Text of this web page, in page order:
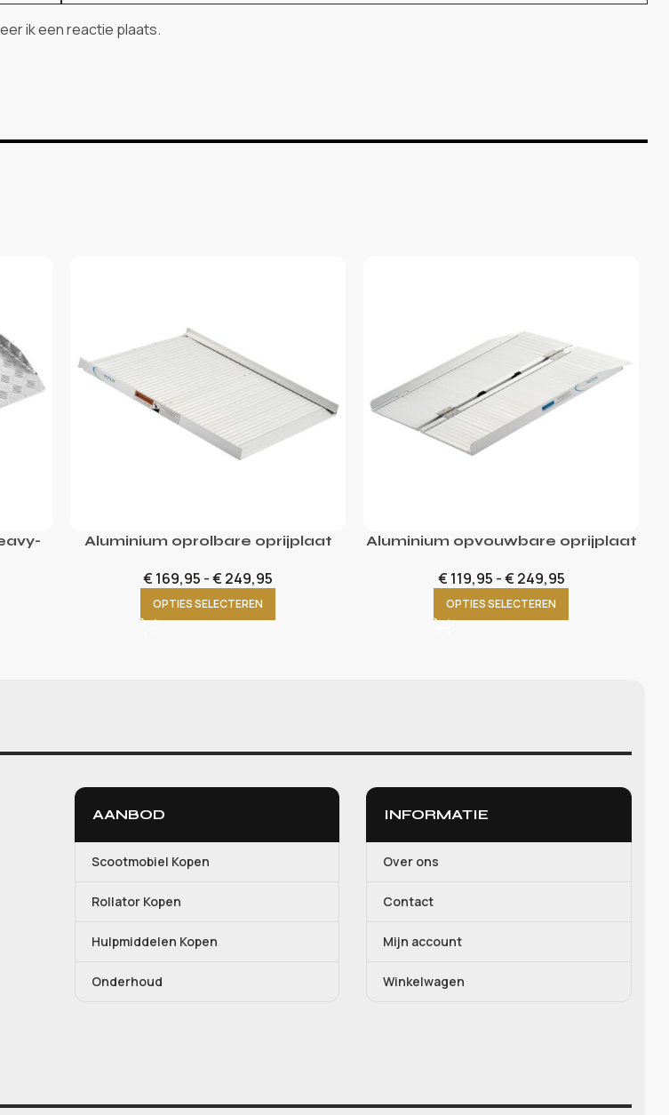
ik een reactie plaats.
Aluminium oprolbare oprijplaat
€ 169,95 -€ 249,95
OPTIES SELECTEREN
Aluminium opvouwbare oprijplaat
€ 119,95 -€ 249,95
OPTIES SELECTEREN
AANBOD
Scootmobiel Kopen
Rollator Kopen
Hulpmiddelen Kopen
Onderhoud
INFORMATIE
Over ons
Contact
Mijn account
Winkelwagen